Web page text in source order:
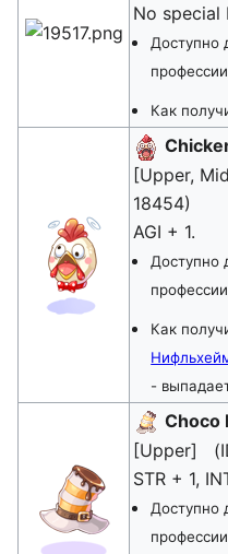
No special
Доступно
профессии
Как
[Upper,
18454)
AGI + 1.
Доступно
профессии
Как
-
Choco
[Upper]
STR + 1,
Доступно
профессии